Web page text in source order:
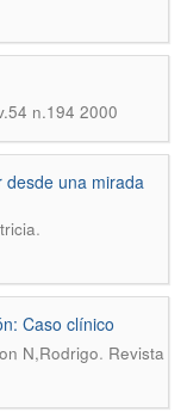
n.194 2000
desde una mirada
.
Caso clínico
N,Rodrigo. Revista